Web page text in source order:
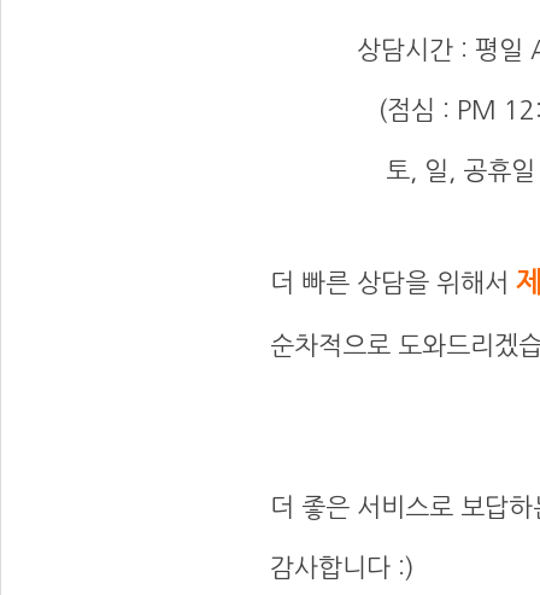
상담시간 : 평
(점심 : PM
토, 일, 공휴일
더 빠른 상담을 위해서
순차적으로 도와드리겠
더 좋은 서비스로 보답
감사합니다 :)